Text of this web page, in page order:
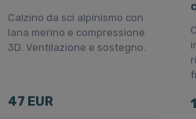
Calzino da sci alpinismo con
lana merino e compressione
3D. Ventilazione e sostegno.
47 EUR